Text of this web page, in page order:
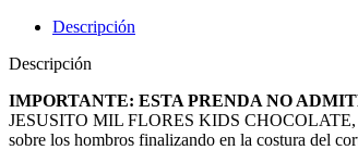
Descripción
Descripción
IMPORTANTE: ESTA PRENDA NO
JESUSITO MIL FLORES KIDS CHOCOLATE,
sobre los hombros finalizando en la costura del